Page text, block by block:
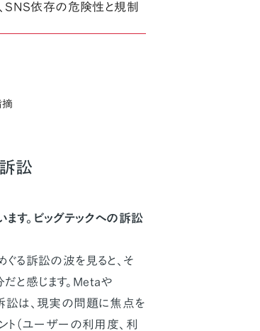
SNS依存の危険性と規制
摘
訟
す。ビッグテックへの訴訟
る訴訟の波を見ると、そ
と感じます。Metaや
訟は、現実の問題に焦点を
ト（ユーザーの利用度、利